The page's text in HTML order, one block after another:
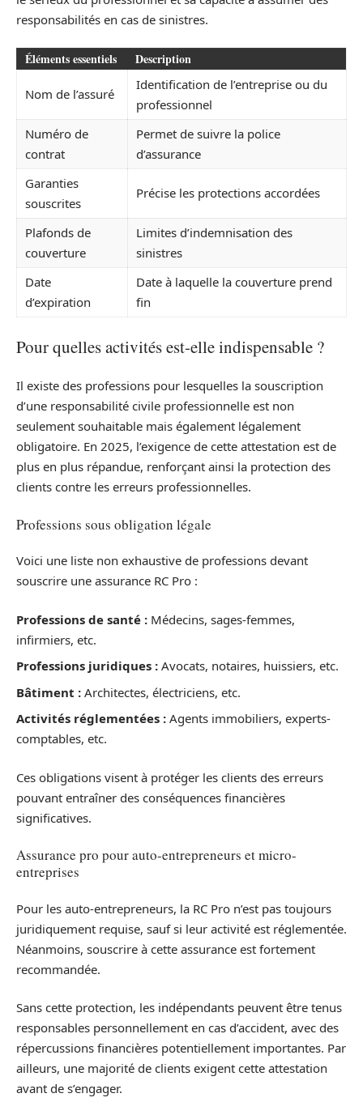
responsabilités en cas de sinistres.
Éléments essentiels Description
Nom de l’assuré
Identification de l’entreprise ou du
professionnel
Numéro de
contrat
Permet de suivre la police
d’assurance
Garanties
souscrites
Précise les protections accordées
Plafonds de
couverture
Limites d’indemnisation des
sinistres
Date
d’expiration
Date à laquelle la couverture prend
fin
Pour quelles activités est-elle indispensable ?
Il existe des professions pour lesquelles la souscription
d’une responsabilité civile professionnelle est non
seulement souhaitable mais également légalement
obligatoire. En 2025, l’exigence de cette attestation est de
plus en plus répandue, renforçant ainsi la protection des
clients contre les erreurs professionnelles.
Professions sous obligation légale
Voici une liste non exhaustive de professions devant
souscrire une assurance RC Pro :
Professions de santé : Médecins, sages-femmes,
infirmiers, etc.
Professions juridiques : Avocats, notaires, huissiers, etc.
Bâtiment : Architectes, électriciens, etc.
Activités réglementées : Agents immobiliers, experts-
comptables, etc.
Ces obligations visent à protéger les clients des erreurs
pouvant entraîner des conséquences financières
significatives.
Assurance pro pour auto-entrepreneurs et micro-
entreprises
Pour les auto-entrepreneurs, la RC Pro n’est pas toujours
juridiquement requise, sauf si leur activité est réglementée.
Néanmoins, souscrire à cette assurance est fortement
recommandée.
Sans cette protection, les indépendants peuvent être tenus
responsables personnellement en cas d’accident, avec des
répercussions financières potentiellement importantes. Par
ailleurs, une majorité de clients exigent cette attestation
avant de s’engager.